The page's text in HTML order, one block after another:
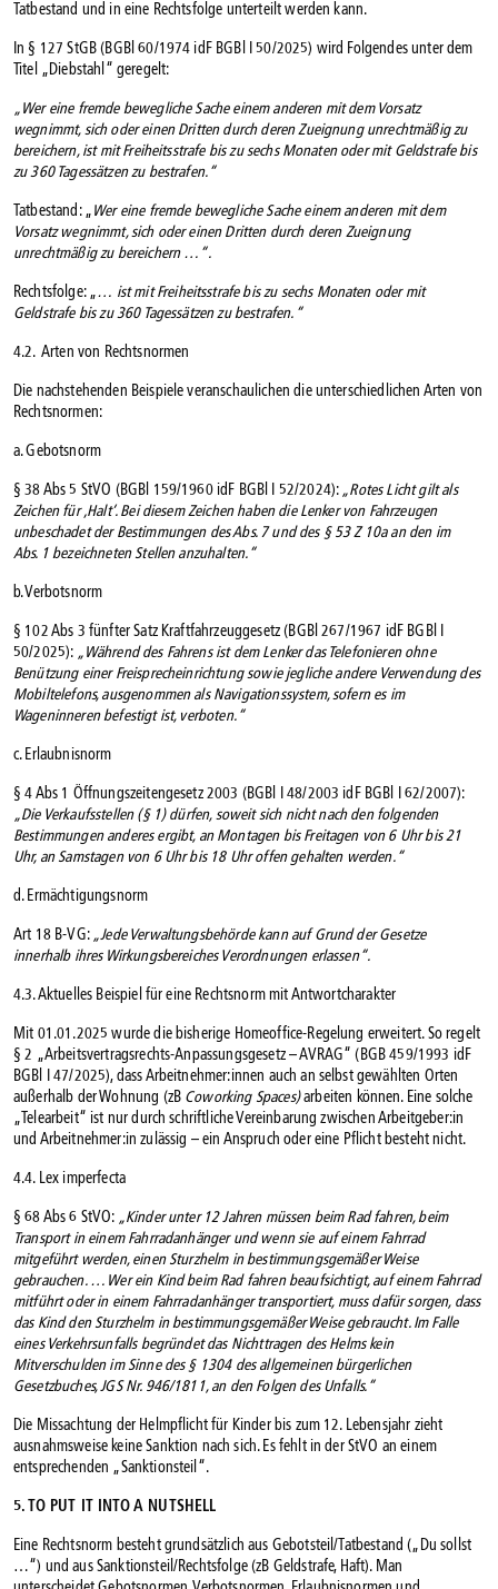
Tatbestand und in eine Rechtsfolge unterteilt werden kann.
In § 127 StGB (BGBl 60/1974 idF BGBl I 50/2025) wird Folgendes unter dem
Titel „Diebstahl“ geregelt:
„Wer eine fremde bewegliche Sache einem anderen mit dem Vorsatz
wegnimmt, sich oder einen Dritten durch deren Zueignung unrechtmäßig zu
bereichern, ist mit Freiheitsstrafe bis zu sechs Monaten oder mit Geldstrafe bis
zu 360 Tagessätzen zu bestrafen.“
Tatbestand: „ Wer eine fremde bewegliche Sache einem anderen mit dem
Vorsatz wegnimmt, sich oder einen Dritten durch deren Zueignung
unrechtmäßig zu bereichern …“.
Rechtsfolge: „… ist mit Freiheitsstrafe bis zu sechs Monaten oder mit
Geldstrafe bis zu 360 Tagessätzen zu bestrafen.“
4.2. Arten von Rechtsnormen
Die nachstehenden Beispiele veranschaulichen die unterschiedlichen Arten von
Rechtsnormen:
a. Gebotsnorm
§ 38 Abs 5 StVO (BGBl 159/1960 idF BGBl I 52/2024): „Rotes Licht gilt als
Zeichen für ‚Halt‘. Bei diesem Zeichen haben die Lenker von Fahrzeugen
unbeschadet der Bestimmungen des Abs. 7 und des § 53 Z 10a an den im
Abs. 1 bezeichneten Stellen anzuhalten.“
b. Verbotsnorm
§ 102 Abs 3 fünfter Satz Kraftfahrzeuggesetz (BGBl 267/1967 idF BGBl I
50/2025): „Während des Fahrens ist dem Lenker das Telefonieren ohne
Benützung einer Freisprecheinrichtung sowie jegliche andere Verwendung des
Mobiltelefons, ausgenommen als Navigationssystem, sofern es im
Wageninneren befestigt ist, verboten.“
c. Erlaubnisnorm
§ 4 Abs 1 Öffnungszeitengesetz 2003 (BGBl I 48/2003 idF BGBl I 62/2007):
„Die Verkaufsstellen (§ 1) dürfen, soweit sich nicht nach den folgenden
Bestimmungen anderes ergibt, an Montagen bis Freitagen von 6 Uhr bis 21
Uhr, an Samstagen von 6 Uhr bis 18 Uhr offen gehalten werden.“
d. Ermächtigungsnorm
Art 18 B-VG: „Jede Verwaltungsbehörde kann auf Grund der Gesetze
innerhalb ihres Wirkungsbereiches Verordnungen erlassen“.
4.3. Aktuelles Beispiel für eine Rechtsnorm mit Antwortcharakter
Mit 01.01.2025 wurde die bisherige Homeoffice-Regelung erweitert. So regelt
§ 2 „Arbeitsvertragsrechts-Anpassungsgesetz – AVRAG“ (BGB 459/1993 idF
BGBl I 47/2025), dass Arbeitnehmer:innen auch an selbst gewählten Orten
außerhalb der Wohnung (zB Coworking Spaces)arbeiten können. Eine solche
„Telearbeit“ ist nur durch schriftliche Vereinbarung zwischen Arbeitgeber:in
und Arbeitnehmer:in zulässig – ein Anspruch oder eine Pflicht besteht nicht.
4.4. Lex imperfecta
§ 68 Abs 6 StVO: „Kinder unter 12 Jahren müssen beim Rad fahren, beim
Transport in einem Fahrradanhänger und wenn sie auf einem Fahrrad
mitgeführt werden, einen Sturzhelm in bestimmungsgemäßer Weise
gebrauchen. … Wer ein Kind beim Rad fahren beaufsichtigt, auf einem Fahrrad
mitführt oder in einem Fahrradanhänger transportiert, muss dafür sorgen, dass
das Kind den Sturzhelm in bestimmungsgemäßer Weise gebraucht. Im Falle
eines Verkehrsunfalls begründet das Nichttragen des Helms kein
Mitverschulden im Sinne des § 1304 des allgemeinen bürgerlichen
Gesetzbuches, JGS Nr. 946/1811, an den Folgen des Unfalls.“
Die Missachtung der Helmpflicht für Kinder bis zum 12. Lebensjahr zieht
ausnahmsweise keine Sanktion nach sich. Es fehlt in der StVO an einem
entsprechenden „Sanktionsteil“.
5. TO PUT IT INTO A NUTSHELL
Eine Rechtsnorm besteht grundsätzlich aus Gebotsteil/Tatbestand („Du sollst
…“) und aus Sanktionsteil/Rechtsfolge (zB Geldstrafe, Haft). Man